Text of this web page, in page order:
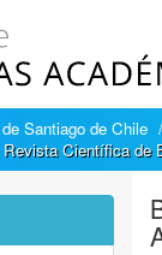
Santiago de Chile
Científica de